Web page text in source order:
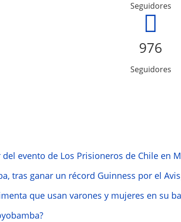
Seguidores
976
Seguidores
evento de Los Prisioneros de Chile en
tras ganar un récord Guinness por el
que usan varones y mujeres en su